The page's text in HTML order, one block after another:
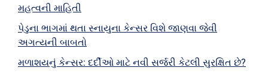
મહત્વની માહિતી
પેડુના ભાગમાં થતા સ્નાયુના કેન્સર વિશે જાણવા જેવી
અગત્યની બાબતો
મળાશયનું કેન્સર: દર્દીઓ માટે નવી સર્જરી કેટલી સુરક્ષિત છે?